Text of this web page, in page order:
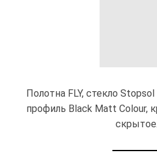
Полотна FLY, стекло
профиль Black Matt Colour,
скрытое.